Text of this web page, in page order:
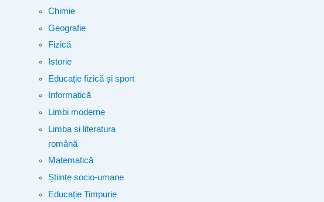
Chimie
Geografie
Fizică
Istorie
Educație fizică și sport
Informatică
Limbi moderne
Limba și literatura
română
Matematică
Științe socio-umane
Educație Timpurie